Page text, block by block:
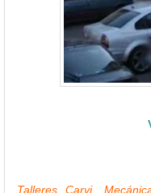
Talleres Carvi,